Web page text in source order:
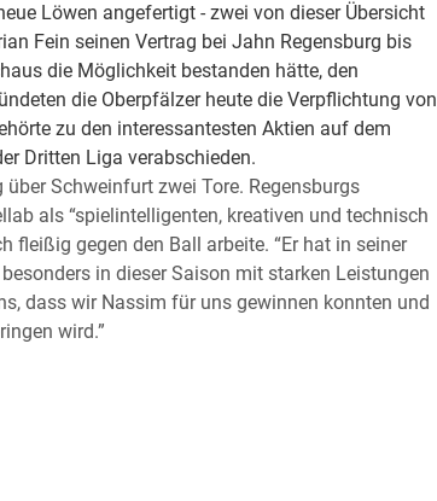
Löwen angefertigt - zwei von dieser Übersicht
Fein seinen Vertrag bei Jahn Regensburg bis
die Möglichkeit bestanden hätte, den
die Oberpfälzer heute die Verpflichtung von
zu den interessantesten Aktien auf dem
Dritten Liga verabschieden.
Schweinfurt zwei Tore. Regensburgs
als “spielintelligenten, kreativen und technisch
fleißig gegen den Ball arbeite. “Er hat in seiner
in dieser Saison mit starken Leistungen
dass wir Nassim für uns gewinnen konnten und
wird.”